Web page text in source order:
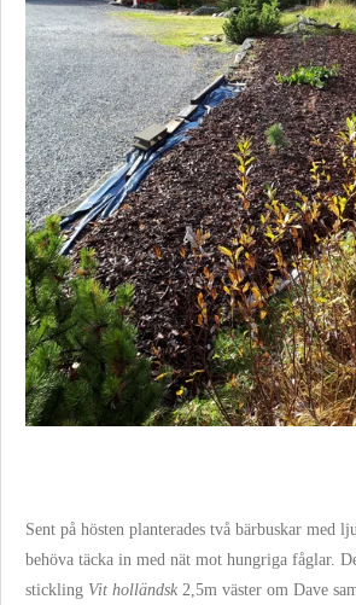
Sent på hösten planterades två bärbuskar med
behöva täcka in med nät mot hungriga fåglar.
stickling Vit holländsk 2,5m väster om Dave